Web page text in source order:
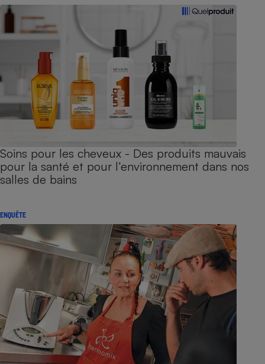
Soins pour les cheveux - Des produits mauvais
pour la santé et pour l’environnement dans nos
salles de bains
ENQUÊTE